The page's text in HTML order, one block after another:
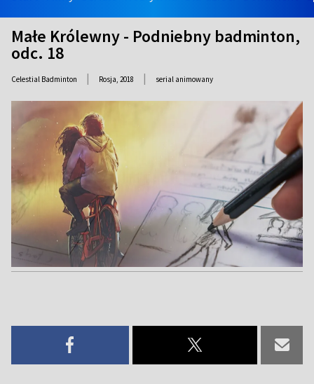
Małe Królewny - Podniebny badminton,
odc. 18
Celestial Badminton | Rosja, 2018 | serial animowany